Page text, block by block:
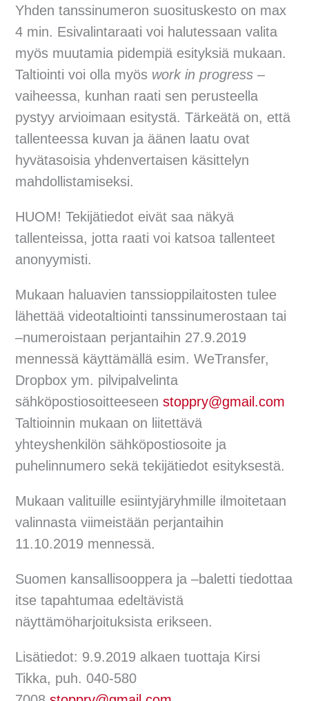
Yhden tanssinumeron suosituskesto on max
4 min. Esivalintaraati voi halutessaan valita
myös muutamia pidempiä esityksiä mukaan.
Taltiointi voi olla myös work in progress –
vaiheessa, kunhan raati sen perusteella
pystyy arvioimaan esitystä. Tärkeätä on, että
tallenteessa kuvan ja äänen laatu ovat
hyvätasoisia yhdenvertaisen käsittelyn
mahdollistamiseksi.
HUOM! Tekijätiedot eivät saa näkyä
tallenteissa, jotta raati voi katsoa tallenteet
anonyymisti.
Mukaan haluavien tanssioppilaitosten tulee
lähettää videotaltiointi tanssinumerostaan tai
–numeroistaan perjantaihin 27.9.2019
mennessä käyttämällä esim. WeTransfer,
Dropbox ym. pilvipalvelinta
sähköpostiosoitteeseenstoppry@gmail.com
Taltioinnin mukaan on liitettävä
yhteyshenkilön sähköpostiosoite ja
puhelinnumero sekä tekijätiedot esityksestä.
Mukaan valituille esiintyjäryhmille ilmoitetaan
valinnasta viimeistään perjantaihin
11.10.2019 mennessä.
Suomen kansallisooppera ja –baletti tiedottaa
itse tapahtumaa edeltävistä
näyttämöharjoituksista erikseen.
Lisätiedot: 9.9.2019 alkaen tuottaja Kirsi
Tikka, puh. 040-580